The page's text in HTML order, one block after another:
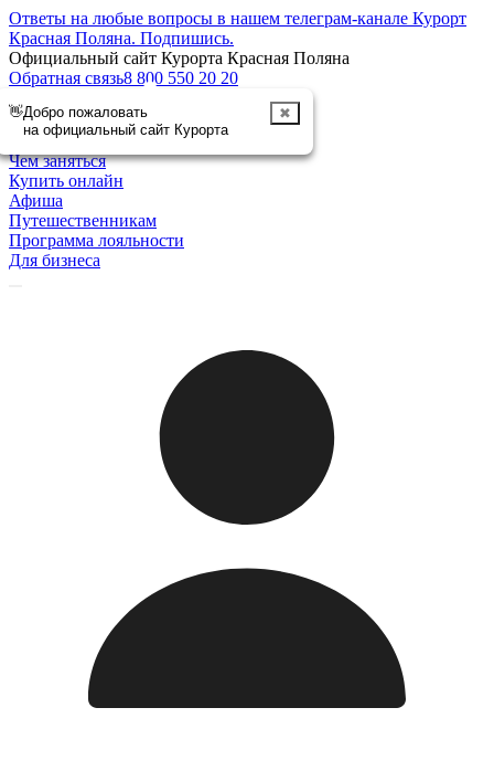
Ответы на любые вопросы в нашем телеграм-канале Курорт
Красная Поляна. Подпишись.
Официальный сайт Курорта Красная Поляна
Обратная связь8 800 550 20 20
👋Добро пожаловать
на официальный сайт Курорта
✖
Отменить
Курорт
Чем заняться
Купить онлайн
Афиша
Путешественникам
Программа лояльности
Для бизнеса